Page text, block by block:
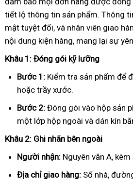
tiết lộ thông tin sản phẩm. Thông
mật tuyệt đối, và nhân viên giao
nội dung kiện hàng, mang lại sự
Khâu 1: Đóng gói kỹ lưỡng
Bước 1: Kiểm tra sản phẩm để
hoặc trầy xước.
Bước 2: Đóng gói vào hộp sản
một lớp hộp ngoài và dán kín
Khâu 2: Ghi nhãn bên ngoài
Người nhận: Nguyên văn A,
Địa chỉ giao hàng: Số nhà,